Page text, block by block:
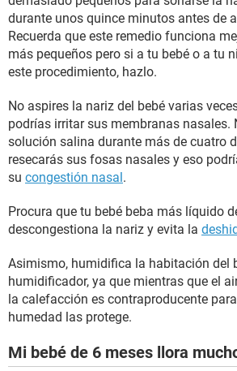
durante unos quince minutos antes de
Recuerda que este remedio funciona
más pequeños pero si a tu bebé o a tu
este procedimiento, hazlo.
No aspires la nariz del bebé varias
podrías irritar sus membranas nasales.
solución salina durante más de cuatro
resecarás sus fosas nasales y eso
su congestión nasal.
Procura que tu bebé beba más líquido
descongestiona la nariz y evita la
Asimismo, humidifica la habitación del
humidificador, ya que mientras que el
la calefacción es contraproducente
humedad las protege.
Mi bebé de 6 meses llora